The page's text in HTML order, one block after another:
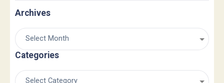
Archives
Categories